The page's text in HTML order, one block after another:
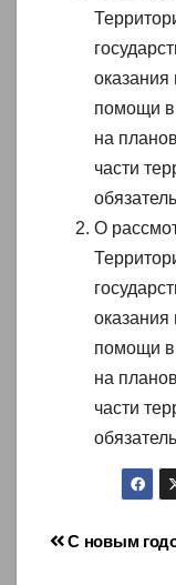
помощи в
на
части
О
помощи в
на
части
С новым